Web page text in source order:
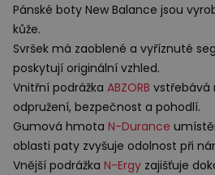
Pánské boty New Balance jsou
kůže.
Svršek má zaoblené a vyříznuté
poskytují originální vzhled.
Vnitřní podrážka ABZORB vstřebává
odpružení, bezpečnost a pohodlí.
Gumová hmota N-Durance
oblasti paty zvyšuje odolnost při
Vnější podrážka N-Ergy zajišťuje